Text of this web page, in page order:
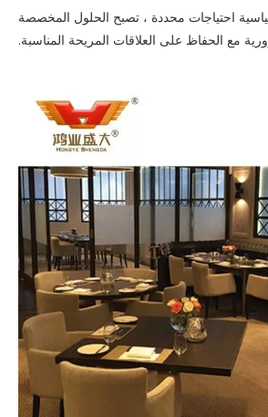
احتياجات محددة ، تصبح الحلول المخصصة
مع الحفاظ على العلاقات المريحة المناسبة.